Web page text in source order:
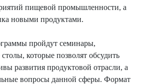
пищевой промышленности, а
новыми продуктами.
пройдут семинары,
которые позволят обсудить
развития продуктовой отрасли, а
вопросы данной сферы. Формат